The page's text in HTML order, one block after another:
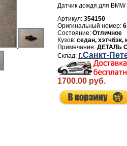
Датчик дождя для
Артикул: 354150
Отличное
седан, хэтчбэк,
ДЕТАЛЬ
г.Санкт-
1700.00 руб.